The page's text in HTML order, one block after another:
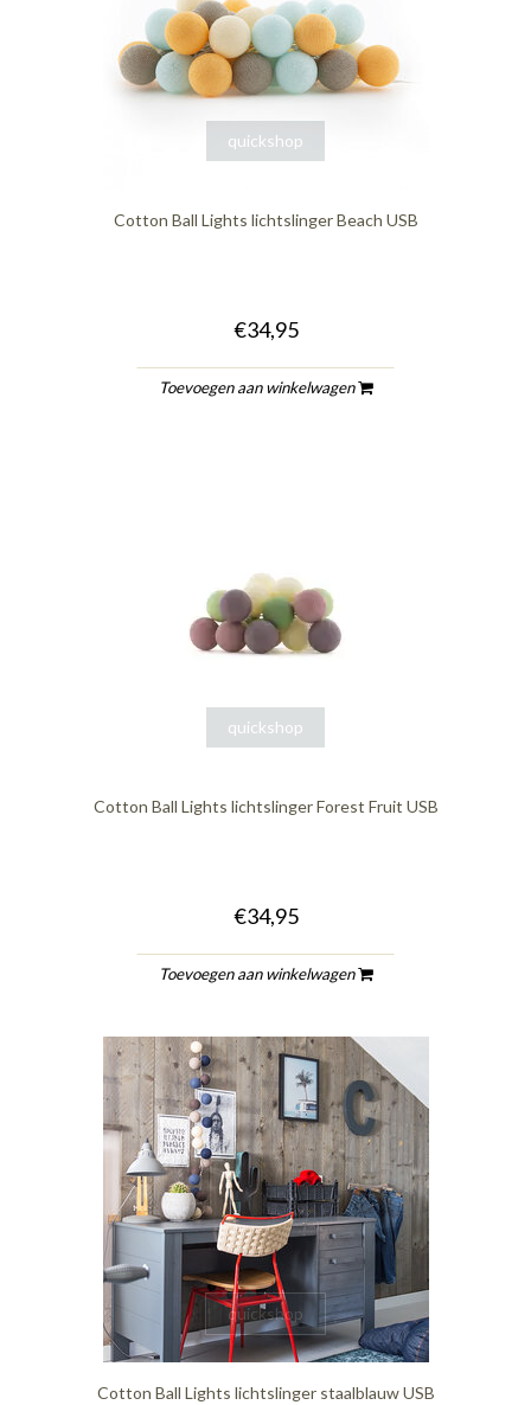
quickshop
Cotton Ball Lights lichtslinger Beach USB
€34,95
Toevoegen aan winkelwagen
quickshop
Cotton Ball Lights lichtslinger Forest Fruit USB
€34,95
Toevoegen aan winkelwagen
quickshop
Cotton Ball Lights lichtslinger staalblauw USB